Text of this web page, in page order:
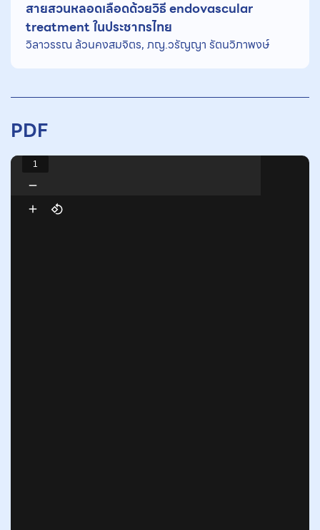
สายสวนหลอดเลือดด้วยวิธี endovascular
treatment ในประชากรไทย
วิลาวรรณ ล้วนคงสมจิตร, ภญ.วรัญญา รัตนวิภาพงษ์
PDF